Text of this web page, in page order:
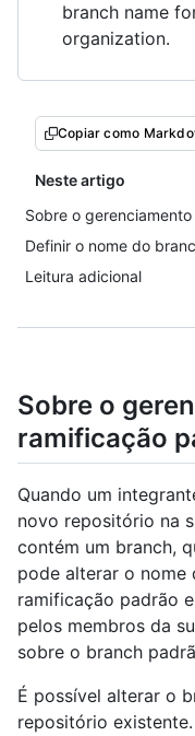
branch name
organization.
Copiar como
Neste artigo
Sobre o
Definir o nome do
Leitura adicional
Sobre o
ramificação
Quando um
novo repositório na
contém um branch,
pode alterar o nome
ramificação padrão
pelos membros da
sobre o branch
É possível alterar o
repositório